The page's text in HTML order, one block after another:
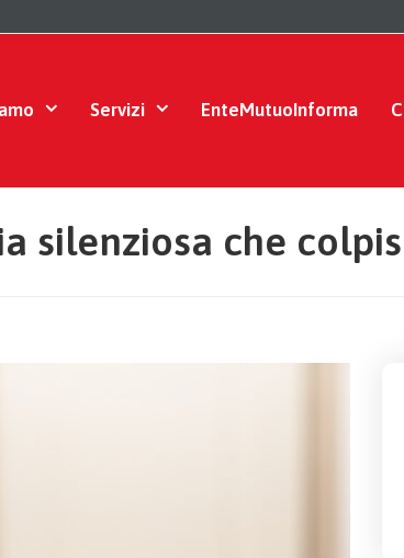
Servizi EnteMutuoInforma
silenziosa che